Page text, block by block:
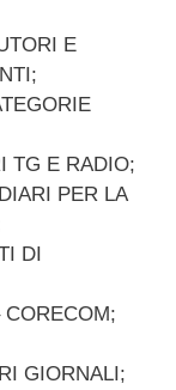
E
TG E RADIO;
PER LA
DI
GIORNALI;